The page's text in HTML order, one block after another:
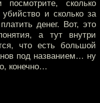
сколько
и сколько за
денег. Вот, это
а тут внутри
что есть большой
под названием… ну
конечно…